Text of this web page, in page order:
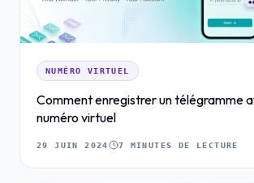
NUMÉRO VIRTUEL
Comment enregistrer un télégramme
numéro virtuel
29 JUIN 2024 7 MINUTES DE LECTURE